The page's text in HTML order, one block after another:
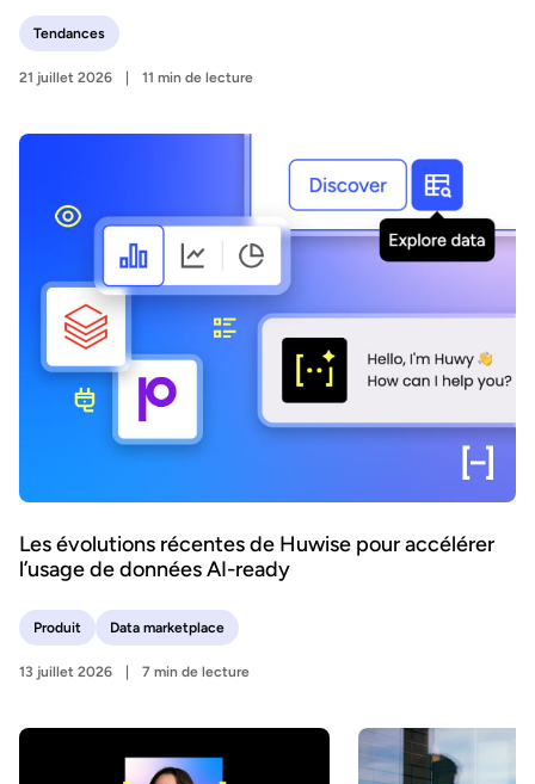
Tendances
21 juillet 2026 11 min de lecture
Les évolutions récentes de Huwise pour accélérer
l’usage de données AI-ready
Produit Data marketplace
13 juillet 2026 7 min de lecture